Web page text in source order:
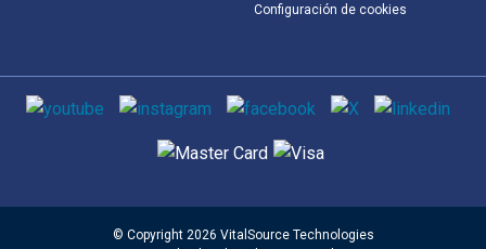
Configuración de cookies
Medios de comunicación social
Métodos de pago admitidos
© Copyright 2026 VitalSource Technologies